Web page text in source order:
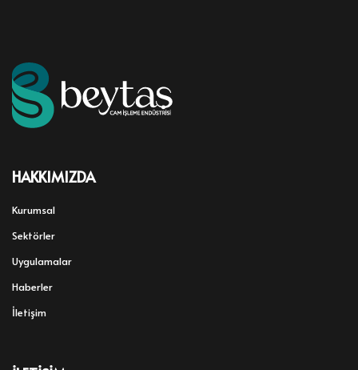
HAKKIMIZDA
Kurumsal
Sektörler
Uygulamalar
Haberler
İletişim